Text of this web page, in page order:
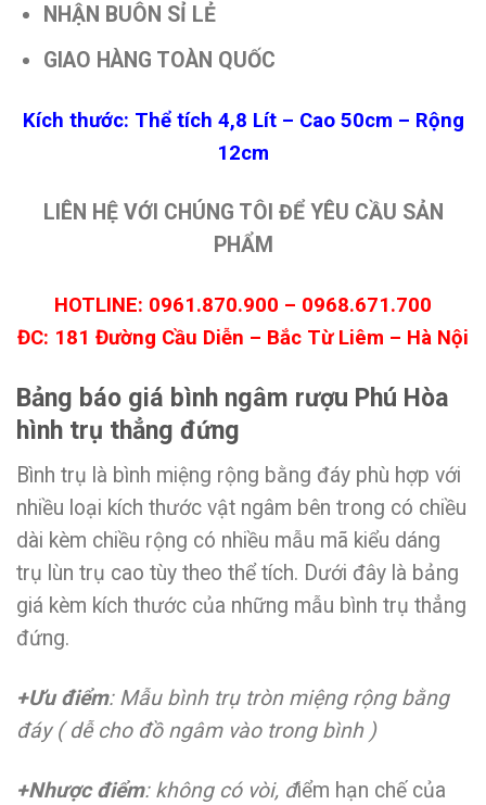
NHẬN BUÔN SỈ LẺ
GIAO HÀNG TOÀN QUỐC
Kích thước: Thể tích 4,8 Lít – Cao 50cm – Rộng
12cm
LIÊN HỆ VỚI CHÚNG TÔI ĐỂ YÊU CẦU SẢN
PHẨM
HOTLINE: 0961.870.900 – 0968.671.700
ĐC: 181 Đường Cầu Diễn – Bắc Từ Liêm – Hà Nội
Bảng báo giá bình ngâm rượu Phú Hòa
hình trụ thẳng đứng
Bình trụ là bình miệng rộng bằng đáy phù hợp với
nhiều loại kích thước vật ngâm bên trong có chiều
dài kèm chiều rộng có nhiều mẫu mã kiểu dáng
trụ lùn trụ cao tùy theo thể tích. Dưới đây là bảng
giá kèm kích thước của những mẫu bình trụ thẳng
đứng.
+Ưu điểm: Mẫu bình trụ tròn miệng rộng bằng
đáy ( dễ cho đồ ngâm vào trong bình )
+Nhược điểm: không có vòi, điểm hạn chế của